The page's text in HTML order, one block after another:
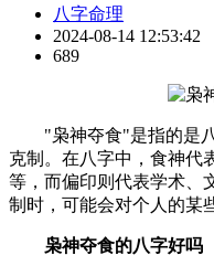
八字命理
2024-08-14 12:53:42
689
"枭神夺食"是指的是
克制。在八字中，食神代
等，而偏印则代表学术、
制时，可能会对个人的某
枭神夺食的八字好吗